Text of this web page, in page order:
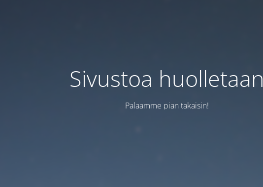
Sivustoa huolletaan
Palaamme pian takaisin!